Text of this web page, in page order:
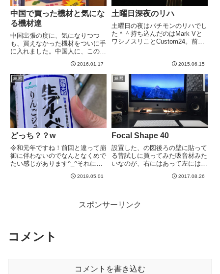
中国で買った機材と気にな
る機材達
中国出張の度に、気になりつつ
も、買えなかった機材をついに手
に入れました。中国人に、この機
を聞いてもみんな知りません。そ
んな中ついにゲット。ルールは簡
単で、交互にこのコインを落とし
て、縦か横か斜めかで４つ続きに
す...
2016.01.17
土曜日深夜のリハ
土曜日の夜はパチモンのリハでし
た＾＾持ち込んだのはMark Vと
ワシノスリことCustom24。前の
808。良かったんじゃないかと思
ってます＾＾本番もこれでいこう
かな。Dirty...
2015.06.15
練習
どっち？？w
令和元年ですね！前回と違って崩
御に伴わないのでなんとなくめで
たい感じがあります^_^それに個
ょっとクラシックな感じもあって
ったのがこれ。↓どっちなんだ...
2019.05.01
練習
Focal Shape 40
設置した、の図後ろの壁に貼って
る昔試しに買ってみた吸音材みた
いなのが、右にはあって左にはな
だけど、実はいい加減だ、という
とすごい気になるな、こ
れ。。。...
2017.08.26
スポンサーリンク
コメント
コメントを書き込む